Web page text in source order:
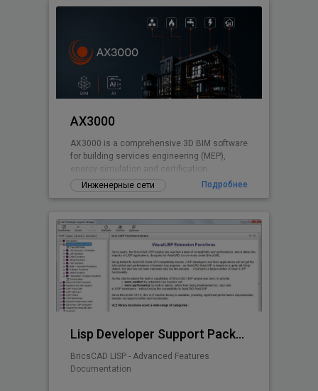
AX3000
AX3000 is a comprehensive 3D BIM software
for building services engineering (MEP),
energy simulation and certification.
Инженерные сети
Подробнее
Lisp Developer Support Package (LDSP)
BricsCAD LISP - Advanced Features
Documentation